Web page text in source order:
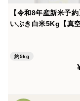
→「農薬を使って
【令和8年産新米予
いぶき白米5Kg【真
力。実は、お米好き
いぶきファンがいて
約5kg